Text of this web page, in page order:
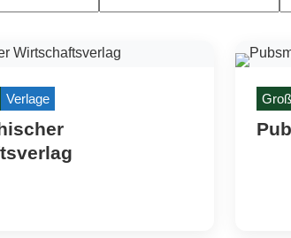
Verlage